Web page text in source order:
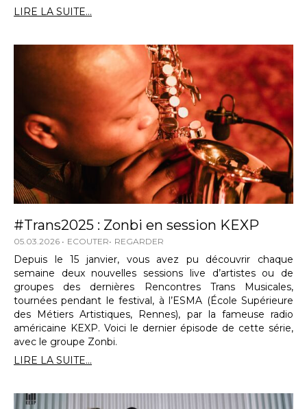
LIRE LA SUITE...
#Trans2025 : Zonbi en session KEXP
05.03.2026 ECOUTER REGARDER
Depuis le 15 janvier, vous avez pu découvrir chaque
semaine deux nouvelles sessions live d’artistes ou de
groupes des dernières Rencontres Trans Musicales,
tournées pendant le festival, à l’ESMA (École Supérieure
des Métiers Artistiques, Rennes), par la fameuse radio
américaine KEXP. Voici le dernier épisode de cette série,
avec le groupe Zonbi.
LIRE LA SUITE...